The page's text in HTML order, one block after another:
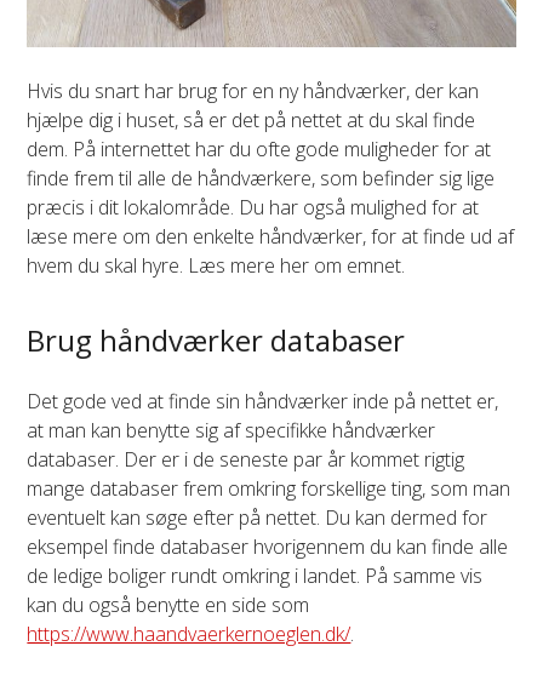
Hvis du snart har brug for en ny håndværker, der kan
hjælpe dig i huset, så er det på nettet at du skal finde
dem. På internettet har du ofte gode muligheder for at
finde frem til alle de håndværkere, som befinder sig lige
præcis i dit lokalområde. Du har også mulighed for at
læse mere om den enkelte håndværker, for at finde ud af
hvem du skal hyre. Læs mere her om emnet.
Brug håndværker databaser
Det gode ved at finde sin håndværker inde på nettet er,
at man kan benytte sig af specifikke håndværker
databaser. Der er i de seneste par år kommet rigtig
mange databaser frem omkring forskellige ting, som man
eventuelt kan søge efter på nettet. Du kan dermed for
eksempel finde databaser hvorigennem du kan finde alle
de ledige boliger rundt omkring i landet. På samme vis
kan du også benytte en side som
https://www.haandvaerkernoeglen.dk/.